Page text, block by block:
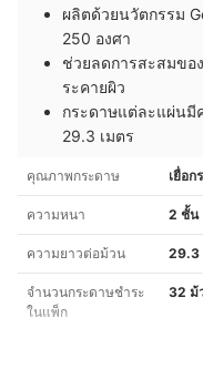
ผลิตด้วยนวัตกรรม
250 องศา
ช่วยลดการสะสมขอ
ระคายผิว
กระดาษแต่ละแผ่น
29.3 เมตร
คุณภาพกระดาษ เยื่อก
ความหนา 2 ชั้น
ความยาวต่อม้วน 29.3
จำนวนกระดาษชำระ
ในแพ็ก
32 ม้